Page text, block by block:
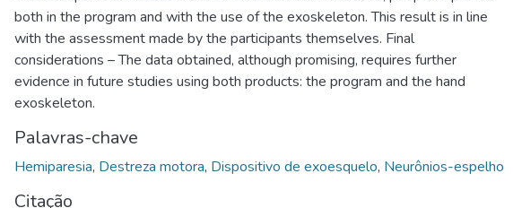
both in the program and with the use of the exoskeleton. This result is in line
with the assessment made by the participants themselves. Final
considerations – The data obtained, although promising, requires further
evidence in future studies using both products: the program and the hand
exoskeleton.
Palavras-chave
Hemiparesia, Destreza motora, Dispositivo de exoesquelo, Neurônios-espelho
Citação